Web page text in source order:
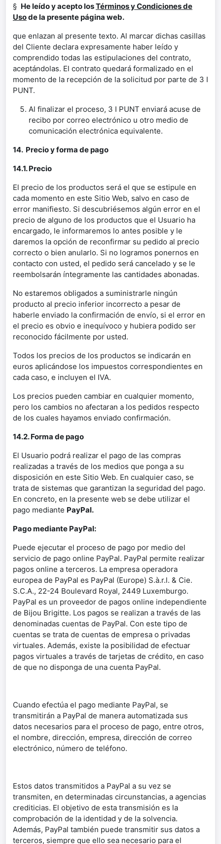
§ He leído y acepto losTérminos y Condiciones de
Usode la presente página web.
que enlazan al presente texto. Al marcar dichas casillas
del Cliente declara expresamente haber leído y
comprendido todas las estipulaciones del contrato,
aceptándolas. El contrato quedará formalizado en el
momento de la recepción de la solicitud por parte de 3 I
PUNT.
Al finalizar el proceso, 3 I PUNT enviará acuse de
recibo por correo electrónico u otro medio de
comunicación electrónica equivalente.
14. Precio y forma de pago
14.1. Precio
El precio de los productos será el que se estipule en
cada momento en este Sitio Web, salvo en caso de
error manifiesto. Si descubriésemos algún error en el
precio de alguno de los productos que el Usuario ha
encargado, le informaremos lo antes posible y le
daremos la opción de reconfirmar su pedido al precio
correcto o bien anularlo. Si no logramos ponernos en
contacto con usted, el pedido será cancelado y se le
reembolsarán íntegramente las cantidades abonadas.
No estaremos obligados a suministrarle ningún
producto al precio inferior incorrecto a pesar de
haberle enviado la confirmación de envío, si el error en
el precio es obvio e inequívoco y hubiera podido ser
reconocido fácilmente por usted.
Todos los precios de los productos se indicarán en
euros aplicándose los impuestos correspondientes en
cada caso, e incluyen el IVA.
Los precios pueden cambiar en cualquier momento,
pero los cambios no afectaran a los pedidos respecto
de los cuales hayamos enviado confirmación.
14.2. Forma de pago
El Usuario podrá realizar el pago de las compras
realizadas a través de los medios que ponga a su
disposición en este Sitio Web. En cualquier caso, se
trata de sistemas que garantizan la seguridad del pago.
En concreto, en la presente web se debe utilizar el
pago mediante PayPal.
Pago mediante PayPal:
Puede ejecutar el proceso de pago por medio del
servicio de pago online PayPal. PayPal permite realizar
pagos online a terceros. La empresa operadora
europea de PayPal es PayPal (Europe) S.à.r.l. & Cie.
S.C.A., 22-24 Boulevard Royal, 2449 Luxemburgo.
PayPal es un proveedor de pagos online independiente
de Bijou Brigitte. Los pagos se realizan a través de las
denominadas cuentas de PayPal. Con este tipo de
cuentas se trata de cuentas de empresa o privadas
virtuales. Además, existe la posibilidad de efectuar
pagos virtuales a través de tarjetas de crédito, en caso
de que no disponga de una cuenta PayPal.
Cuando efectúa el pago mediante PayPal, se
transmitirán a PayPal de manera automatizada sus
datos necesarios para el proceso de pago, entre otros,
el nombre, dirección, empresa, dirección de correo
electrónico, número de teléfono.
Estos datos transmitidos a PayPal a su vez se
transmiten, en determinadas circunstancias, a agencias
crediticias. El objetivo de esta transmisión es la
comprobación de la identidad y de la solvencia.
Además, PayPal también puede transmitir sus datos a
terceros, siempre que ello sea necesario para el